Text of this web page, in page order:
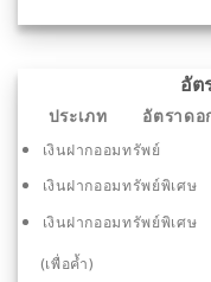
อัต
ประเภท อัตราดอก
เงินฝากออมทรัพ
เงินฝากออมทรัพย์พิเศ
เงินฝากออมทรัพย์พิเศ
(เพื่อค้ำ)